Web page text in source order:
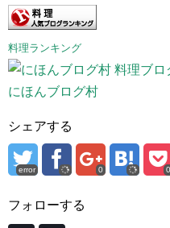
料理ランキング
にほんブログ村
シェアする
error 0 0
フォローする